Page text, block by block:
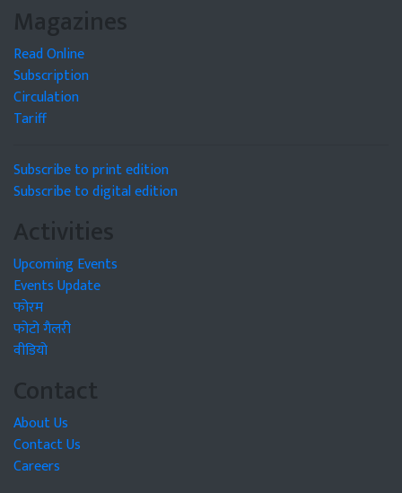
Magazines
Read Online
Subscription
Circulation
Tariff
Subscribe to print edition
Subscribe to digital edition
Activities
Upcoming Events
Events Update
फोरम
फोटो गैलरी
वीडियो
Contact
About Us
Contact Us
Careers